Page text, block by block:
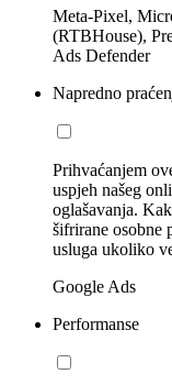
Meta-Pixel,
(RTBHouse),
Ads Defender
Napredno
Prihvaćanjem
uspjeh našeg
oglašavanja.
šifrirane osobne
usluga ukoliko
Google Ads
Performanse